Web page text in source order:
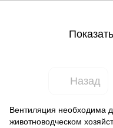
Назад
Вентиляция необходима
животноводческом